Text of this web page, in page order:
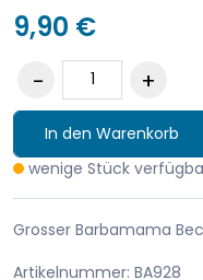
9,90 €
In den Warenkorb
wenige Stück
Grosser Barbamama
Artikelnummer: BA928